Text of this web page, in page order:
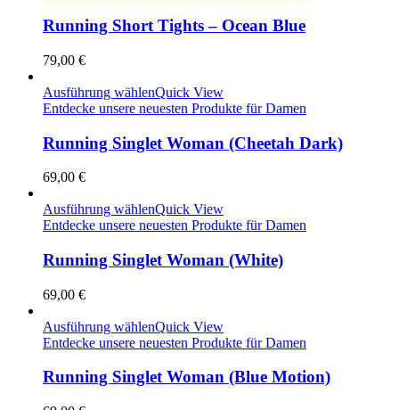
Running Short Tights – Ocean Blue
79,00 €
Ausführung wählenQuick View
Entdecke unsere neuesten Produkte für Damen
Running Singlet Woman (Cheetah Dark)
69,00 €
Ausführung wählenQuick View
Entdecke unsere neuesten Produkte für Damen
Running Singlet Woman (White)
69,00 €
Ausführung wählenQuick View
Entdecke unsere neuesten Produkte für Damen
Running Singlet Woman (Blue Motion)